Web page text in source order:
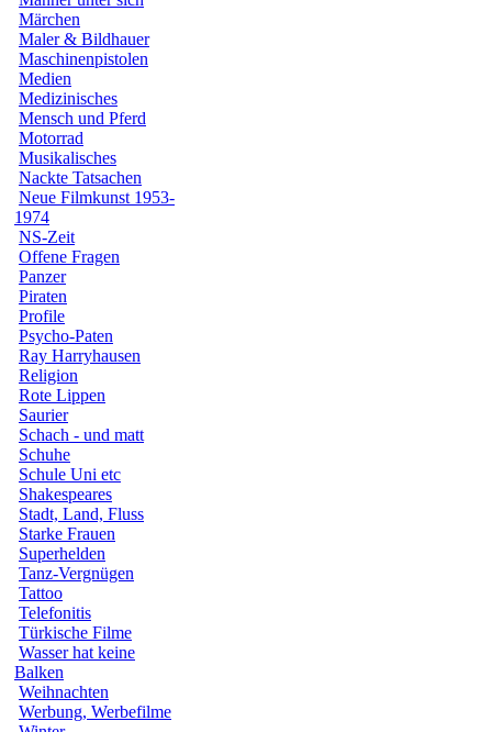
Märchen
Maler & Bildhauer
Maschinenpistolen
Medien
Medizinisches
Mensch und Pferd
Motorrad
Musikalisches
Nackte Tatsachen
Neue Filmkunst 1953-
1974
NS-Zeit
Offene Fragen
Panzer
Piraten
Profile
Psycho-Paten
Ray Harryhausen
Religion
Rote Lippen
Saurier
Schach - und matt
Schuhe
Schule Uni etc
Shakespeares
Stadt, Land, Fluss
Starke Frauen
Superhelden
Tanz-Vergnügen
Tattoo
Telefonitis
Türkische Filme
Wasser hat keine
Balken
Weihnachten
Werbung, Werbefilme